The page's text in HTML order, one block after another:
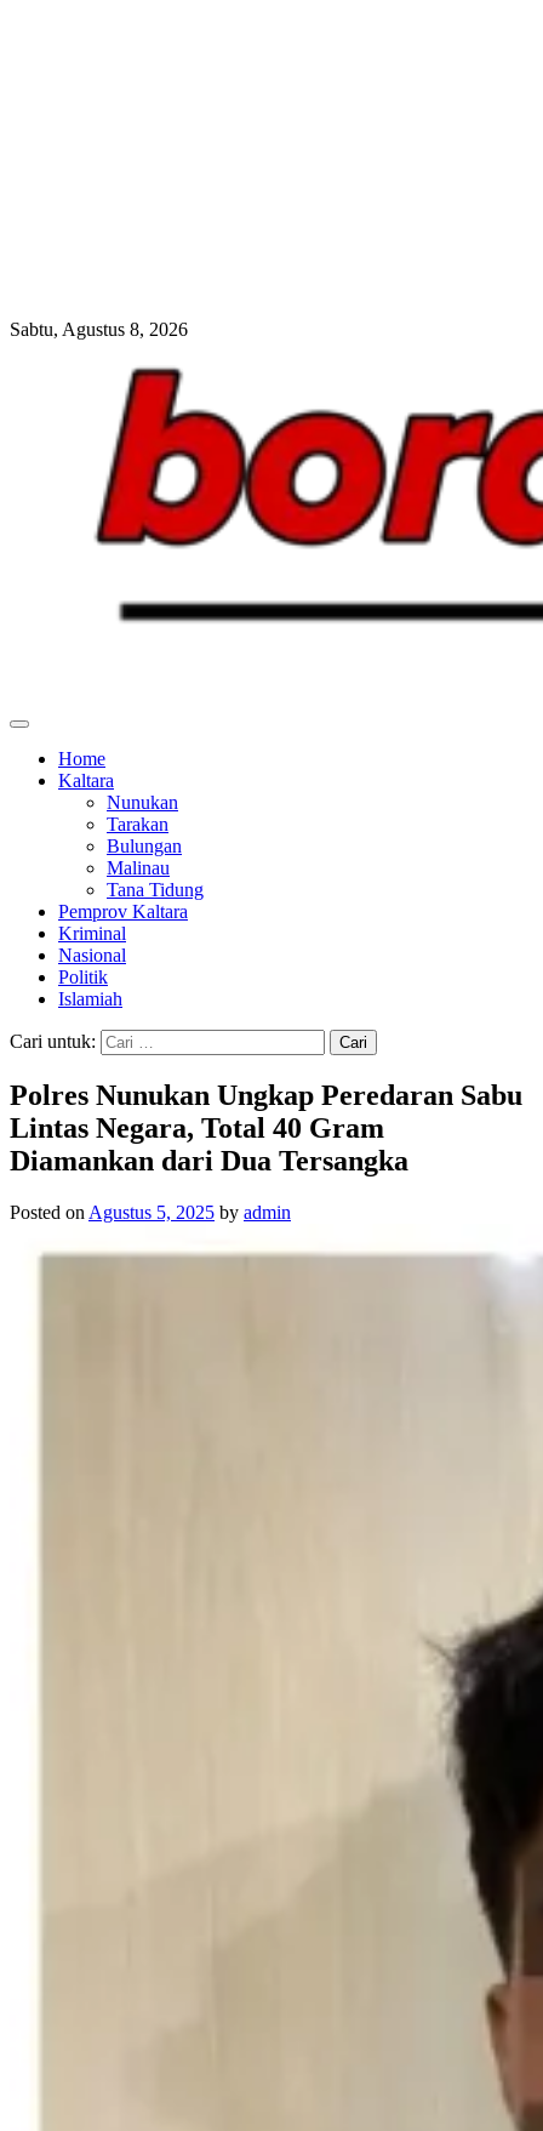
Sabtu, Agustus 8, 2026
Home
Kaltara
Nunukan
Tarakan
Bulungan
Malinau
Tana Tidung
Pemprov Kaltara
Kriminal
Nasional
Politik
Islamiah
Cari untuk:
Polres Nunukan Ungkap Peredaran Sabu
Lintas Negara, Total 40 Gram
Diamankan dari Dua Tersangka
Posted on Agustus 5, 2025 by admin